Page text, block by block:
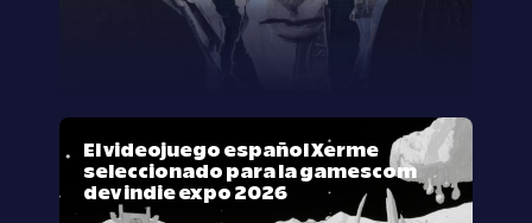
El videojuego español Xerme
seleccionado para la gamescom
dev indie expo 2026